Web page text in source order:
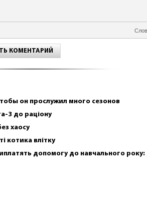
КОМЕНТАРИЙ
он прослужил много сезонов
3 до раціону
хаосу
котика влітку
допомогу до навчального року: